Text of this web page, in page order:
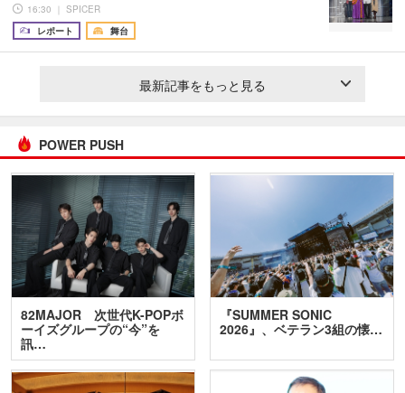
16:30 ｜ SPICER
レポート
舞台
最新記事をもっと見る
POWER PUSH
82MAJOR 次世代K-POPボ
ーイズグループの“今”を
訊…
『SUMMER SONIC
2026』、ベテラン3組の懐…